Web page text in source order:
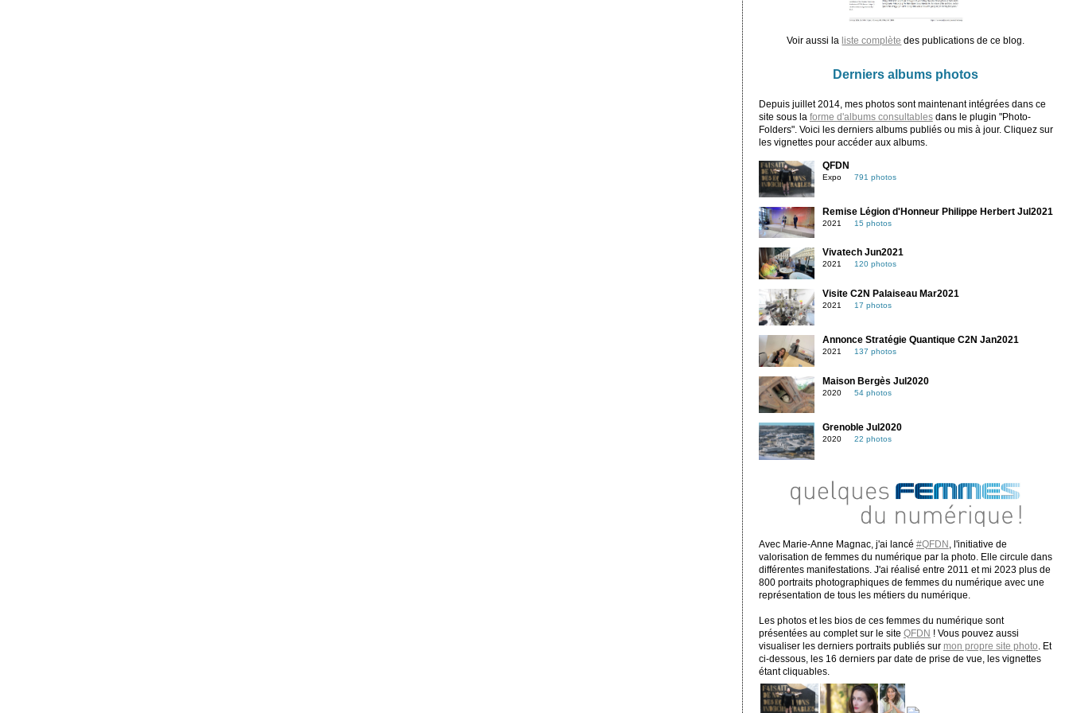
Voir aussi la liste complète des publications de ce blog.
Derniers albums photos
Depuis juillet 2014, mes photos sont maintenant intégrées dans ce
site sous la forme d'albums consultablesdans le plugin "Photo-
Folders". Voici les derniers albums publiés ou mis à jour. Cliquez sur
les vignettes pour accéder aux albums.
QFDN
Expo 791 photos
Remise Légion d'Honneur Philippe Herbert Jul2021
2021 15 photos
Vivatech Jun2021
2021 120 photos
Visite C2N Palaiseau Mar2021
2021 17 photos
Annonce Stratégie Quantique C2N Jan2021
2021 137 photos
Maison Bergès Jul2020
2020 54 photos
Grenoble Jul2020
2020 22 photos
Avec Marie-Anne Magnac, j'ai lancé #QFDN
, l'initiative de
valorisation de femmes du numérique par la photo. Elle circule dans
différentes manifestations. J'ai réalisé entre 2011 et mi 2023 plus de
800 portraits photographiques de femmes du numérique avec une
représentation de tous les métiers du numérique.
Les photos et les bios de ces femmes du numérique sont
présentées au complet sur le site QFDN ! Vous pouvez aussi
visualiser les derniers portraits publiés sur mon propre site photo . Et
ci-dessous, les 16 derniers par date de prise de vue, les vignettes
étant cliquables.